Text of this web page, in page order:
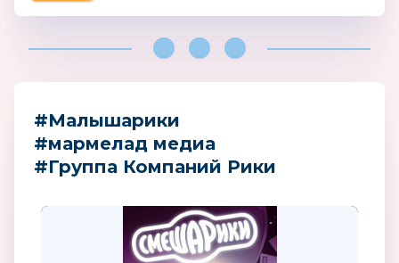
#Малышарики
#мармелад медиа
#Группа Компаний Рики